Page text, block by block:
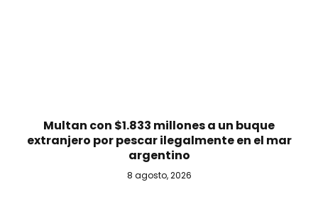
Multan con $1.833 millones a un buque
extranjero por pescar ilegalmente en el mar
argentino
8 agosto, 2026